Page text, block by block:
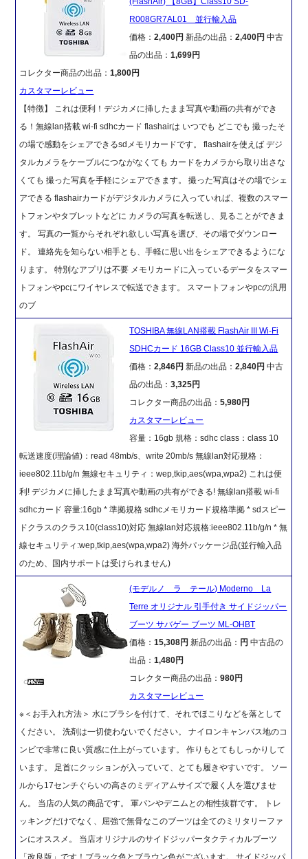
R008GR7AL01 並行輸入品
価格：2,400円新品の出品：2,400円 中古
品の出品：1,699円
コレクター商品の出品：1,800円
カスタマーレビュー
【特徴】 これは便利！デジカメに挿したまま写真や動画の共有ができ
る！無線lan搭載 wi-fi sdhcカード flashairは いつでも どこでも 撮ったそ
の場で感動をシェアできるsdメモリカードです。 flashairを使えば デジ
タルカメラをケーブルにつながなくても カードをカメラから取り出さな
くても 撮った写真を手軽にシェアできます。 撮った写真はその場でシェ
アできる flashairカードがデジタルカメラに入っていれば、複数のスマー
トフォンやタブレットなどに カメラの写真を転送し、見ることができま
す。 写真の一覧からそれぞれ欲しい写真を選び、その場でダウンロー
ド。 連絡先を知らない相手とも、手軽に思い出をシェアできるようにな
ります。 特別なアプリは不要 メモリカードに入っているデータをスマー
トフォンやpcにワイヤレスで転送できます。 スマートフォンやpcの汎用
のブ
TOSHIBA 無線LAN搭載 FlashAir III Wi-Fi
SDHCカード 16GB Class10 並行輸入品
価格：2,846円新品の出品：2,840円 中古
品の出品：3,325円
コレクター商品の出品：5,980円
カスタマーレビュー
容量：16gb 規格：sdhc class：class 10
転送速度(理論値)：read 48mb/s、write 20mb/s 無線lan対応規格：
ieee802.11b/g/n 無線セキュリティ：wep,tkip,aes(wpa,wpa2) これは便
利! デジカメに挿したまま写真や動画の共有ができる! 無線lan搭載 wi-fi
sdhcカード 容量:16gb * 準拠規格 sdhcメモリカード規格準拠 * sdスピー
ドクラスのクラス10(class10)対応 無線lan対応規格:ieee802.11b/g/n * 無
線セキュリティ:wep,tkip,aes(wpa,wpa2) 海外パッケージ品(並行輸入品
のため、国内サポートは受けられません)
(モデルノ ラ テール) Moderno La
Terre オリジナル 引手付き サイドジッパー
ブーツ サバゲー ブーツ ML-OHBT
価格：15,308円新品の出品： 円 中古品の
出品：1,480円
コレクター商品の出品：980円
カスタマーレビュー
※＜お手入れ方法＞ 水にブラシを付けて、それでほこりなどを落として
ください。 洗剤は一切使わないでください。 ナイロンキャンバス地のコ
ンビで非常に良い質感に仕上がっています。 作りもとてもしっかりして
います。 足首にクッションが入っていて、とても履きやすいです。 ソー
ルから17センチぐらいの高さのミディアムサイズで履く人を選びませ
ん。 当店の人気の商品です。 軍パンやデニムとの相性抜群です。 トレ
ッキングだけでなく、屈強で無骨なこのブーツは全てのミリタリーファ
ンにオススメ。 当店オリジナルのサイドジッパータクティカルブーツ
「改良版」です！ブラック色とブラウン色がございます。 サイドジッパ